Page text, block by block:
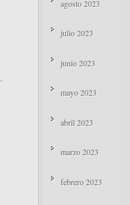
agosto 2023
julio 2023
junio 2023
mayo 2023
abril 2023
marzo 2023
febrero 2023